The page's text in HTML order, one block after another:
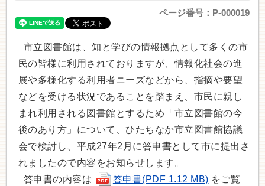
ページ番号：P-000019
市立図書館は、知と学びの情報拠点として多くの市
民の皆様に利用されておりますが、情報化社会の進
展や多様化する利用者ニーズなどから、指摘や要望
などを受ける状況であることを踏まえ、市民に親し
まれ利用される図書館とするため「市立図書館の今
後のあり方」について、ひたちなか市立図書館協議
会で検討し、平成27年2月に答申書として市に提出さ
れましたので内容をお知らせします。
答申書の内容は
答申書(PDF 1.12 MB) をご覧